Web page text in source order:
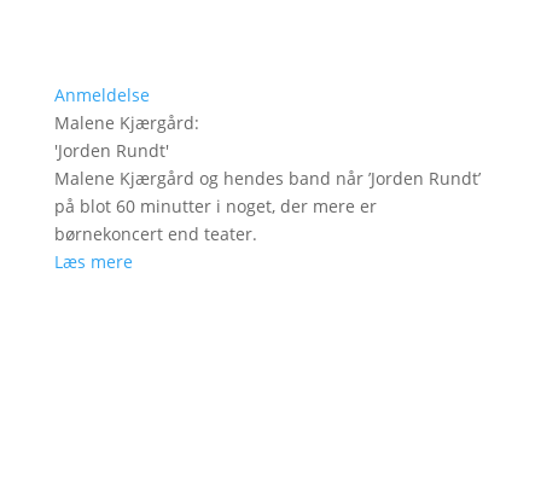
Anmeldelse
Malene Kjærgård:
'Jorden Rundt'
Malene Kjærgård og hendes band når ’Jorden Rundt’
på blot 60 minutter i noget, der mere er
børnekoncert end teater.
Læs mere